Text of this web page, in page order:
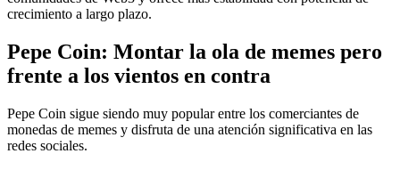
crecimiento a largo plazo.
Pepe Coin: Montar la ola de memes pero
frente a los vientos en contra
Pepe Coin sigue siendo muy popular entre los comerciantes de
monedas de memes y disfruta de una atención significativa en las
redes sociales.